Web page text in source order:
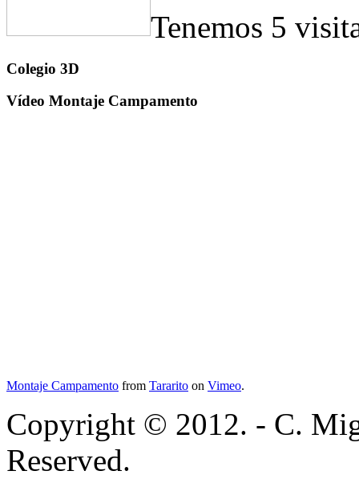
Tenemos 5
Colegio 3D
Vídeo Montaje Campamento
Montaje Campamento from Tararito on Vimeo.
Copyright © 2012. - C.
Reserved.